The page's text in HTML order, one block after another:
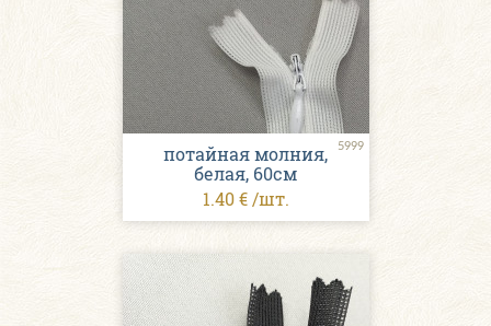
5999
потайная молния,
белая, 60см
1.40 € /шт.